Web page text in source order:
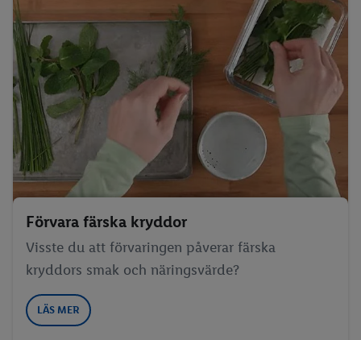
Förvara färska kryddor
Visste du att förvaringen påverar färska
kryddors smak och näringsvärde?
LÄS MER